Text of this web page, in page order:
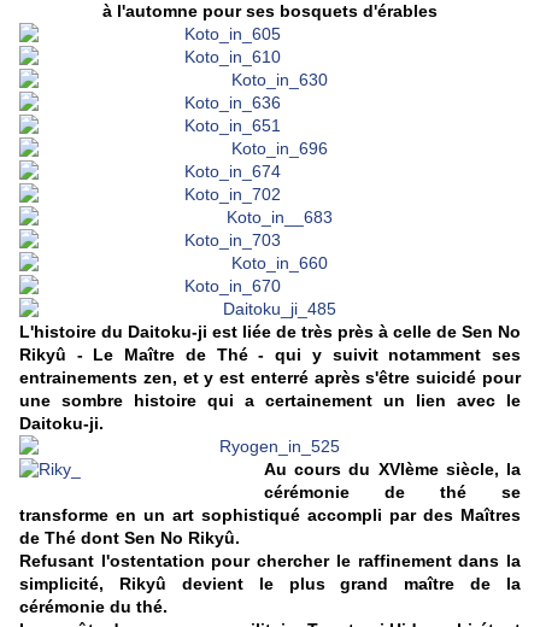
à l'automne pour ses bosquets d'érables
L'histoire du Daitoku-ji est liée de très près à celle de Sen No
Rikyû - Le Maître de Thé - qui y suivit notamment ses
entrainements zen, et y est enterré après s'être suicidé pour
une sombre histoire qui a certainement un lien avec le
Daitoku-ji.
Au cours du XVIème siècle, la
cérémonie de thé se
transforme en un art sophistiqué accompli par des Maîtres
de Thé dont Sen No Rikyû.
Refusant l'ostentation pour chercher le raffinement dans la
simplicité, Rikyû devient le plus grand maître de la
cérémonie du thé.